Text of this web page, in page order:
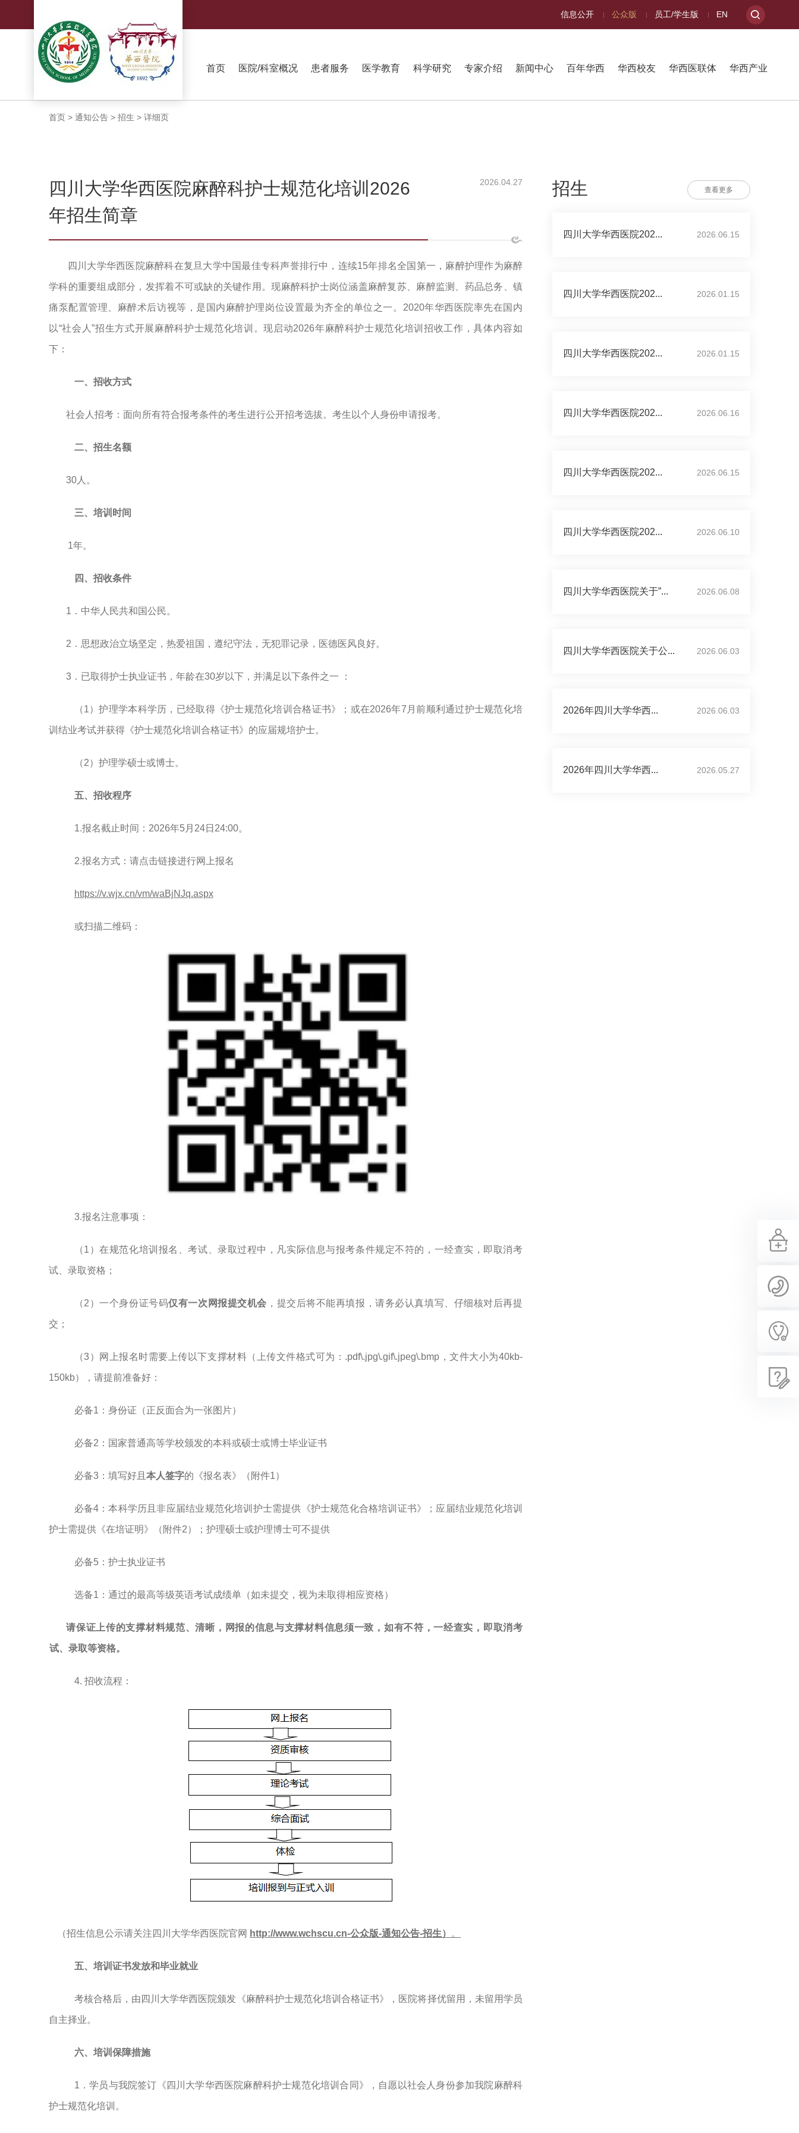
信息公开 公众版 员工/学生版 EN
首页 医院/科室概况 患者服务 医学教育 科学研究 专家介绍 新闻中心 百年华西 华西校友 华西医联体 华西产业
首页 > 通知公告 > 招生 > 详细页
四川大学华西医院麻醉科护士规范化培训2026
年招生简章
2026.04.27
四川大学华西医院麻醉科在复旦大学中国最佳专科声誉排行中，连续15年排名全国第一，麻醉护理作为麻醉
学科的重要组成部分，发挥着不可或缺的关键作用。现麻醉科护士岗位涵盖麻醉复苏、麻醉监测、药品总务、镇
痛泵配置管理、麻醉术后访视等，是国内麻醉护理岗位设置最为齐全的单位之一 。 2020年华西医院率先在国内
以“社会人”招生方式开展麻醉科护士规范化培训 。现启动2026年麻醉科护士规范化培训招收工作，具体内容如
下：
一、招收方式
社会人招考：面向所有符合报考条件的考生进行公开招考选拔。考生以个人身份申请报考。
二、 招生名额
30人。
三、培训时间
1年。
四、 招收条件
1．中华人民共和国公民。
2．思想政治立场坚定，热爱祖国，遵纪守法，无犯罪记录，医德医风良好。
3．已取得护士执业证书，年龄在30岁以下，并满足以下条件之一 ：
（1）护理学本科学历，已经取得《护士规范化培训合格证书》 ；或在2026年7月前顺利通过护士规范化培
训结业考试并获得《护士规范化培训合格证书》的应届规培护士。
（2）护理学硕士或博士。
五、 招收程序
1.报名截止时间：2026年5月24日 24:00。
2.报名方式：请点击链接进行网上报名
https://v.wjx.cn/vm/waBjNJq.aspx
或扫描二维码：
3.报名注意事项：
（1）在规范化培训报名、考试、录取过程中，凡实际信息与报考条件规定不符的，一经查实，即取消考
试、录取资格；
（2）一个身份证号码仅有一次网报提交机会 ，提交后将不能再填报，请务必认真填写、仔细核对后再提
交；
（3）网上报名时需要上传以下支撑材料（上传文件格式可为：.pdf\.jpg\.gif\.jpeg\.bmp，文件大小为40kb-
150kb），请提前准备好：
必备1：身份证（正反面合为一张图片）
必备2： 国家普通高等学校颁发的本科或硕士或博士毕业证书
必备3：填写好且 本人签字的《报名表》（附件1）
必备4：本科学历且非应届结业规范化培训护士需提供《护士规范化合格培训证书》；应届结业规范化培训
护士需提供《在培证明》（附件2）；护理硕士或护理博士可不提供
必备5：护士执业证书
选备1：通过的最高等级英语考试成绩单（如未提交，视为未取得相应资格）
请保证上传的支撑材料规范、清晰，网报的信息与支撑材料信息须一致，如有不符，一经查实，即取消考
试、录取等资格。
4. 招收流程：
（招生信息公示请关注四川大学华西医院官网 http://www.wchscu.cn-公众版-通知公告-招生） 。
五、培训证书发放和毕业就业
考核合格后，由四川大学华西医院颁发《麻醉科护士规范化培训合格证书》，医院将择优留用，未留用学员
自主择业。
六、 培训保障措施
1．学员与我院签订《四川大学华西医院麻醉科护士规范化培训合同》，自愿以社会人身份参加我院麻醉科
护士规范化培训。
招生 查看更多
四川大学华西医院202... 2026.06.15
四川大学华西医院202... 2026.01.15
四川大学华西医院202... 2026.01.15
四川大学华西医院202... 2026.06.16
四川大学华西医院202... 2026.06.15
四川大学华西医院202... 2026.06.10
四川大学华西医院关于”... 2026.06.08
四川大学华西医院关于公... 2026.06.03
2026年四川大学华西... 2026.06.03
2026年四川大学华西... 2026.05.27